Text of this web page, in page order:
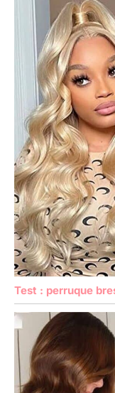
Test : perruque